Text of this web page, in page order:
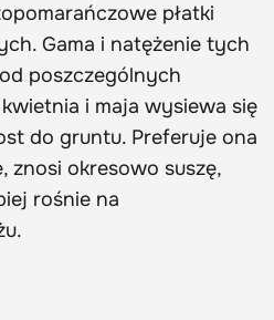
płatki
Gama i natężenie tych
poszczególnych
i maja wysiewa się
do gruntu. Preferuje ona
znosi okresowo suszę,
rośnie na